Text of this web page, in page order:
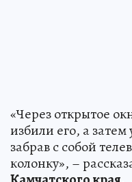
«Через открытое
избили его, а
забрав с собой
колонку», –